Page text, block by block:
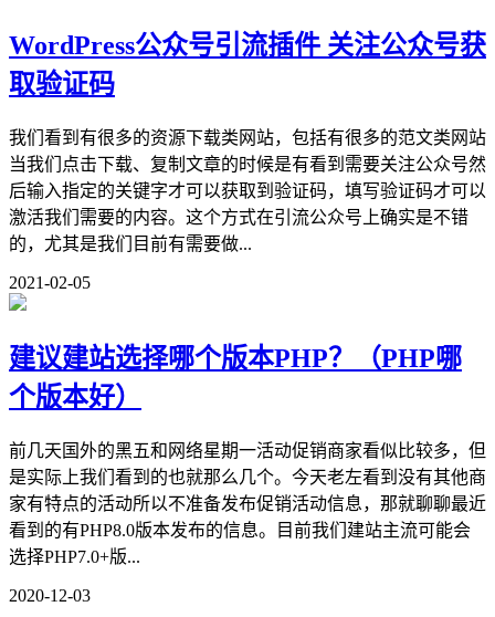
WordPress公众号引流插件 关注公众号获
取验证码
我们看到有很多的资源下载类网站，包括有很多的范文类网站
当我们点击下载、复制文章的时候是有看到需要关注公众号然
后输入指定的关键字才可以获取到验证码，填写验证码才可以
激活我们需要的内容。这个方式在引流公众号上确实是不错
的，尤其是我们目前有需要做...
2021-02-05
建议建站选择哪个版本PHP？（PHP哪
个版本好）
前几天国外的黑五和网络星期一活动促销商家看似比较多，但
是实际上我们看到的也就那么几个。今天老左看到没有其他商
家有特点的活动所以不准备发布促销活动信息，那就聊聊最近
看到的有PHP8.0版本发布的信息。目前我们建站主流可能会
选择PHP7.0+版...
2020-12-03